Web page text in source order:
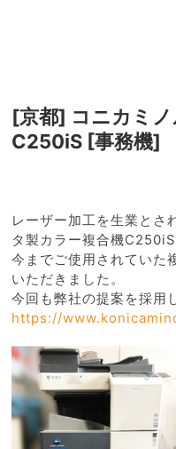
[京都] コニカミ
C250iS [事務機]
レーザー加工を生業とさ
タ製カラー複合機C250iS
今までご使用されていた
いただきました。
今回も弊社の提案を採用
https://